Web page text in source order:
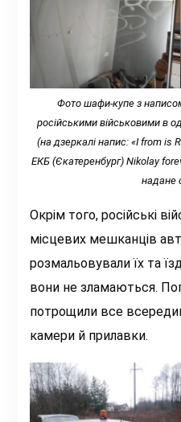
Фото шафи-купе з
російськими військовими в
(на дзеркалі напис: «I from is
EКБ (Єкатеренбург) Nikolay
надане
Окрім того, російські
місцевих мешканців
розмальовували їх та
вони не зламаються.
потрощили все
камери й прилавки.